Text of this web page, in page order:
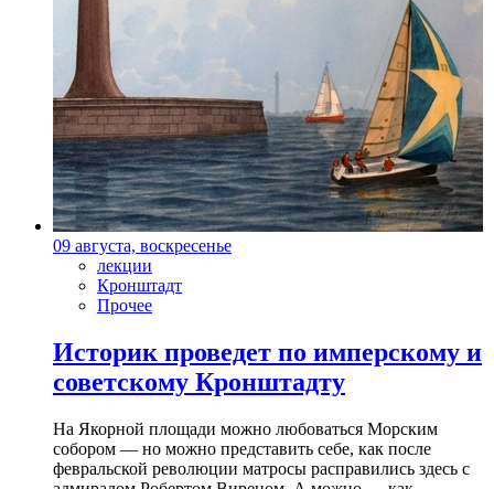
09 августа, воскресенье
лекции
Кронштадт
Прочее
Историк проведет по имперскому и
советскому Кронштадту
На Якорной площади можно любоваться Морским
собором — но можно представить себе, как после
февральской революции матросы расправились здесь с